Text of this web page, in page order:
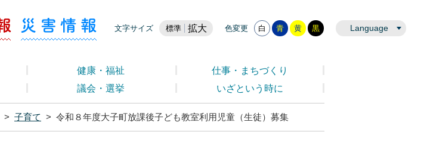
文字サイズ 標準 拡大 色変更 白 青 黄 黒 Language
観光情報 災害情報
健康・福祉
仕事・まちづくり
議会・選挙 いざという時に
> 子育て > 令和８年度大子町放課後子ども教室利用児童（生徒）募集